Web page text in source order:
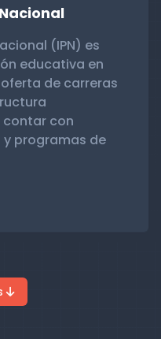
(IPN) es
educativa en
de carreras
con
programas de